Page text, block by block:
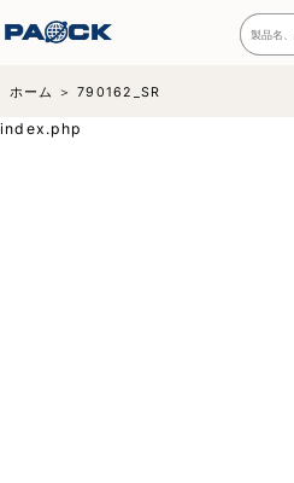
ホーム 790162_SR
index.php